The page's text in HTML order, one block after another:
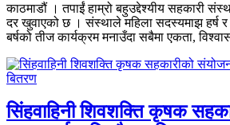
काठमाडौं । तपाईं हाम्रो बहुउद्देश्यीय सहकारी
दर खुवाएको छ । संस्थाले महिला सदस्यमाझ हर्ष
बर्षको तीज कार्यक्रम मनाउँदा सबैमा एकता,
सिंहवाहिनी शिवशक्ति कृषक